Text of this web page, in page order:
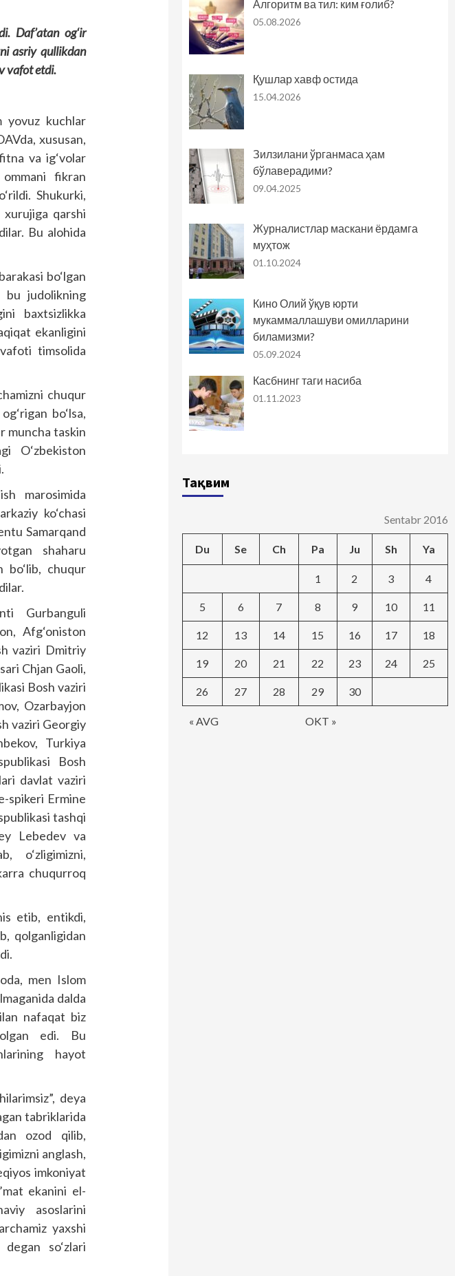
Daf’atan og‘ir
asriy qullikdan
vafot etdi.
yovuz kuchlar
xususan,
va ig‘volar
fikran
Shukurki,
qarshi
Bu alohida
bo‘lgan
bu judolikning
baxtsizlikka
ekanligini
timsolida
chuqur
bo‘lsa,
muncha taskin
O‘zbekiston
marosimida
ko‘chasi
Samarqand
shaharu
bo‘lib, chuqur
Gurbanguli
Afg‘oniston
vaziri Dmitriy
Chjan Gaoli,
Bosh vaziri
Ozarbayjon
vaziri Georgiy
Turkiya
Bosh
davlat vaziri
spikeri Ermine
tashqi
Lebedev va
o‘zligimizni,
chuqurroq
etib, entikdi,
qolganligidan
men Islom
dalda
nafaqat biz
edi. Bu
hayot
deya
tabriklarida
ozod qilib,
anglash,
imkoniyat
ekanini el-
asoslarini
yaxshi
so‘zlari
Алгоритм ва тил: ким ғолиб?
05.08.2026
Қушлар хавф остида
15.04.2026
Зилзилани ўрганмаса ҳам
бўлаверадими?
09.04.2025
Журналистлар маскани ёрдамга
муҳтож
01.10.2024
Кино Олий ўқув юрти
мукаммаллашуви омилларини
биламизми?
05.09.2024
Касбнинг таги насиба
01.11.2023
Тақвим
Sentabr 2016
Du Se Ch Pa Ju Sh Ya
« AVG OKT »
1 2 3 4
5 6 7 8 9 10 11
12 13 14 15 16 17 18
19 20 21 22 23 24 25
26 27 28 29 30